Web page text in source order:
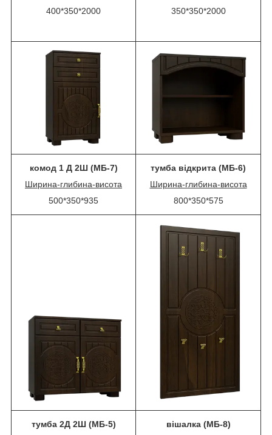
400*350*2000 350*350*2000
комод 1 Д 2Ш (МБ-7)
Ширина-глибина-висота
500*350*935
тумба відкрита (МБ-6)
Ширина-глибина-висота
800*350*575
тумба 2Д 2Ш (МБ-5)
вішалка (МБ-8)